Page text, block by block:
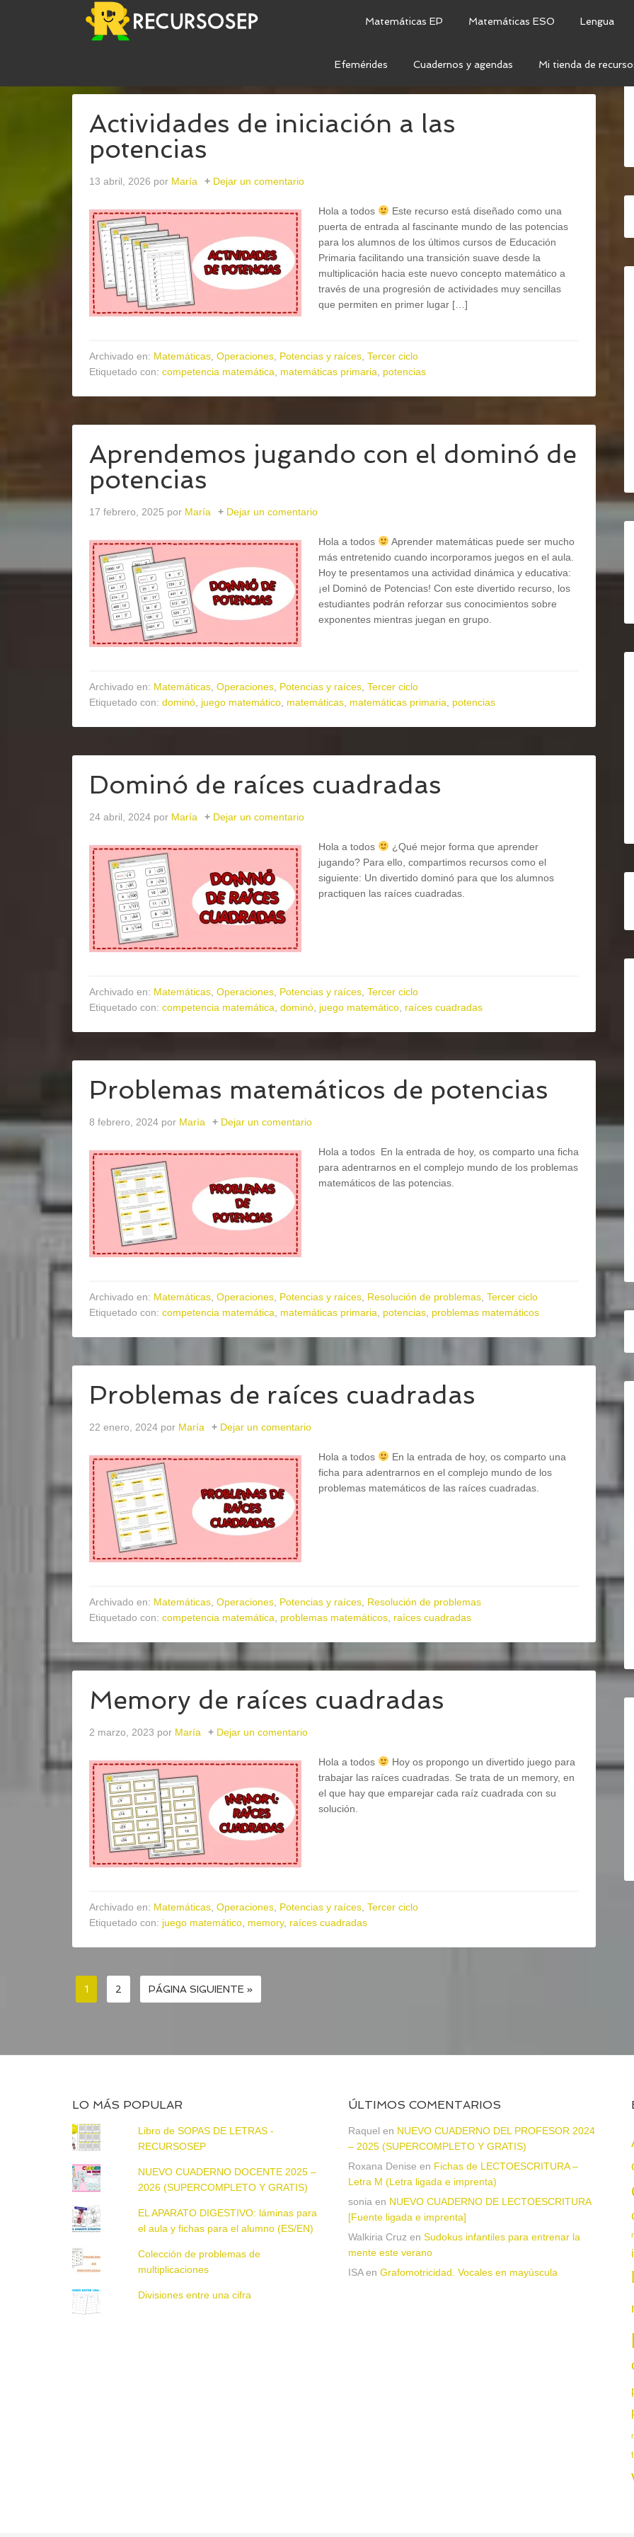
Matemáticas EP Matemáticas ESO Lengua
Efemérides Cuadernos y agendas Mi tienda de
/POTENCIAS Y RAÍCES
Actividades de iniciación a las
potencias
13 abril, 2026 por María Dejar un comentario
Hola a todos
Este recurso está diseñado como una
puerta de entrada al fascinante mundo de las potencias
para los alumnos de los últimos cursos de Educación
Primaria facilitando una transición suave desde la
multiplicación hacia este nuevo concepto matemático a
través de una progresión de actividades muy sencillas
que permiten en primer lugar […]
Archivado en: Matemáticas Operaciones Potencias y raíces Tercer ciclo
Etiquetado con: competencia matemática matemáticas primaria potencias
Aprendemos jugando con el dominó de
potencias
17 febrero, 2025 por María Dejar un comentario
Hola a todos
Aprender matemáticas puede ser mucho
más entretenido cuando incorporamos juegos en el aula.
Hoy te presentamos una actividad dinámica y educativa:
¡el Dominó de Potencias! Con este divertido recurso, los
estudiantes podrán reforzar sus conocimientos sobre
exponentes mientras juegan en grupo.
Archivado en: Matemáticas Operaciones Potencias y raíces Tercer ciclo
Etiquetado con: dominó juego matemático matemáticas matemáticas primaria potencias
Dominó de raíces cuadradas
24 abril, 2024 por María Dejar un comentario
Hola a todos
¿Qué mejor forma que aprender
jugando? Para ello, compartimos recursos como el
siguiente: Un divertido dominó para que los alumnos
practiquen las raíces cuadradas.
Archivado en: Matemáticas Operaciones Potencias y raíces Tercer ciclo
Etiquetado con: competencia matemática dominó juego matemático raíces cuadradas
Problemas matemáticos de potencias
8 febrero, 2024 por María Dejar un comentario
Hola a todos En la entrada de hoy, os comparto una ficha
para adentrarnos en el complejo mundo de los problemas
matemáticos de las potencias.
Archivado en: Matemáticas Operaciones Potencias y raíces Resolución de problemas Tercer ciclo
Etiquetado con: competencia matemática matemáticas primaria potencias problemas matemáticos
Problemas de raíces cuadradas
22 enero, 2024 por María Dejar un comentario
Hola a todos
En la entrada de hoy, os comparto una
ficha para adentrarnos en el complejo mundo de los
problemas matemáticos de las raíces cuadradas.
Archivado en: Matemáticas Operaciones Potencias y raíces Resolución de problemas
Etiquetado con: competencia matemática problemas matemáticos raíces cuadradas
Memory de raíces cuadradas
2 marzo, 2023 por María Dejar un comentario
Hola a todos
Hoy os propongo un divertido juego para
trabajar las raíces cuadradas. Se trata de un memory, en
el que hay que emparejar cada raíz cuadrada con su
solución.
Archivado en: Matemáticas Operaciones Potencias y raíces Tercer ciclo
Etiquetado con: juego matemático memory, raíces cuadradas
1 2 PÁGINA SIGUIENTE »
LO MÁS POPULAR
Libro de SOPAS DE LETRAS -
RECURSOSEP
NUEVO CUADERNO DOCENTE 2025 –
2026 (SUPERCOMPLETO Y GRATIS)
EL APARATO DIGESTIVO: láminas para
el aula y fichas para el alumno (ES/EN)
Colección de problemas de
multiplicaciones
Divisiones entre una cifra
ÚLTIMOS COMENTARIOS
Raquel en NUEVO CUADERNO DEL PROFESOR 2024
– 2025 (SUPERCOMPLETO Y GRATIS)
Roxana Denise en Fichas de LECTOESCRITURA –
Letra M (Letra ligada e imprenta)
sonia en NUEVO CUADERNO DE LECTOESCRITURA
[Fuente ligada e imprenta]
Walkiria Cruz en Sudokus infantiles para entrenar la
mente este verano
ISAen Grafomotricidad. Vocales en mayúscula